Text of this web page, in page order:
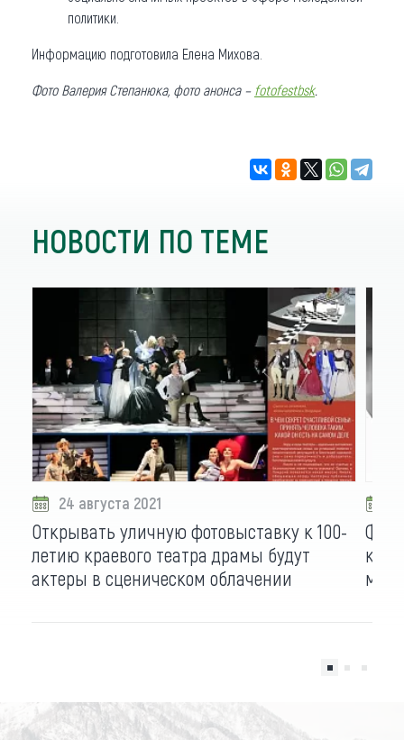
политики.
Информацию подготовила Елена Михова.
Фото Валерия Степанюка, фото анонса – fotofestbsk.
НОВОСТИ ПО ТЕМЕ
24 августа 2021
Открывать уличную фотовыставку к 100-
летию краевого театра драмы будут
актеры в сценическом облачении